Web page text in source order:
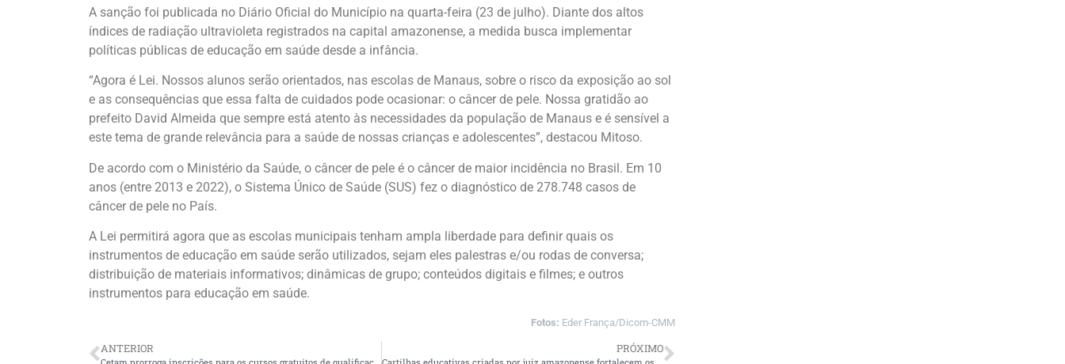
A sanção foi publicada no Diário Oficial do Município na quarta-feira (23 de julho). Diante dos altos
índices de radiação ultravioleta registrados na capital amazonense, a medida busca implementar
políticas públicas de educação em saúde desde a infância.
“Agora é Lei. Nossos alunos serão orientados, nas escolas de Manaus, sobre o risco da exposição ao sol
e as consequências que essa falta de cuidados pode ocasionar: o câncer de pele. Nossa gratidão ao
prefeito David Almeida que sempre está atento às necessidades da população de Manaus e é sensível a
este tema de grande relevância para a saúde de nossas crianças e adolescentes”, destacou Mitoso.
De acordo com o Ministério da Saúde, o câncer de pele é o câncer de maior incidência no Brasil. Em 10
anos (entre 2013 e 2022), o Sistema Único de Saúde (SUS) fez o diagnóstico de 278.748 casos de
câncer de pele no País.
A Lei permitirá agora que as escolas municipais tenham ampla liberdade para definir quais os
instrumentos de educação em saúde serão utilizados, sejam eles palestras e/ou rodas de conversa;
distribuição de materiais informativos; dinâmicas de grupo; conteúdos digitais e filmes; e outros
instrumentos para educação em saúde.
Fotos: Eder França/Dicom-CMM
ANTERIOR PRÓXIMO